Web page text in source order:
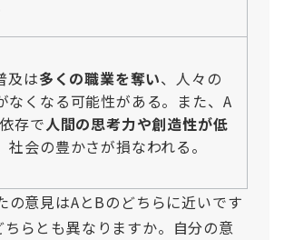
及は多くの職業を奪い、人々の
なくなる可能性がある。また、A
存で人間の思考力や創造性が低
社会の豊かさが損なわれる。
の意見はAとBのどちらに近いです
らとも異なりますか。自分の意